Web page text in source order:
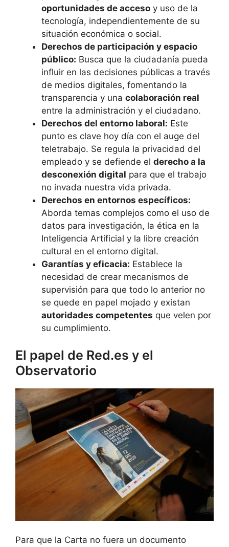
oportunidades de acceso y uso de la
tecnología, independientemente de su
situación económica o social.
Derechos de participación y espacio
público: Busca que la ciudadanía pueda
influir en las decisiones públicas a través
de medios digitales, fomentando la
transparencia y una colaboración real
entre la administración y el ciudadano.
Derechos del entorno laboral: Este
punto es clave hoy día con el auge del
teletrabajo. Se regula la privacidad del
empleado y se defiende el derecho a la
desconexión digital para que el trabajo
no invada nuestra vida privada.
Derechos en entornos específicos:
Aborda temas complejos como el uso de
datos para investigación, la ética en la
Inteligencia Artificial y la libre creación
cultural en el entorno digital.
Garantías y eficacia: Establece la
necesidad de crear mecanismos de
supervisión para que todo lo anterior no
se quede en papel mojado y existan
autoridades competentes que velen por
su cumplimiento.
El papel de Red.es y el
Observatorio
Para que la Carta no fuera un documento